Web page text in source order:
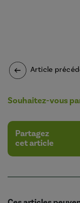
Article
Souhaitez-vous
Partagez
cet article